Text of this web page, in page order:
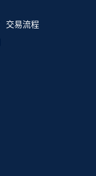
交易流程